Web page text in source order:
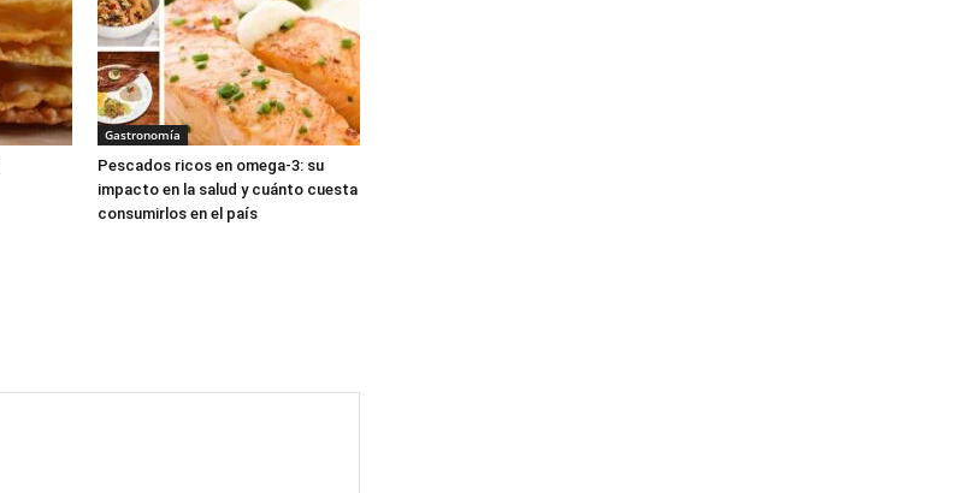
Gastronomía
Pescados ricos en omega-3: su
impacto en la salud y cuánto cuesta
consumirlos en el país